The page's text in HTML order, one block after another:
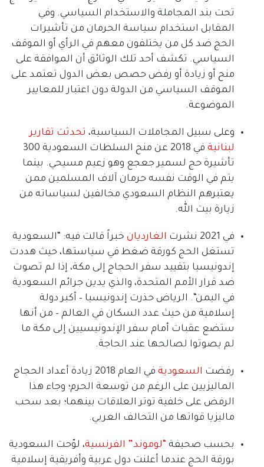
تحت بند المجاملة والاستخدام السياسي. وفي
المقابل استخدام سياسة الحرمان من تأشيرات
الحج ضد كل من يختلفون معهم في الرأي أو الموقف
السياسي. تكشف أحد تلك الوثائق أن الموافقة على
منح أو زيادة أو رفض حصص بعض الدول تعتمد على
الموقف السياسي من الدولة دون اعتبار للمعايير
الموضوعة.
وعلى سبيل المجاملات السياسية، تحدثت تقارير
لبنانية في عن منح السلطات السعودية
تأشيرة حج لسمير جعجع وهو زعيم مسيحي. بينما
يتم في الوقت نفسه حرمان آلاف المسلمين ممن
يعتبرهم النظام السعودي مخالفين لسياساته من
زيارة بيت الله.
في نشرت الغارديان خبراً قالت فيه: “
السعودية
تستغل الحج كورقة ضغط في سياستها، حيث هددت
إندونيسيا بتقييد سفر الحجاج إلى مكة، إذا لم تصوت
ضد قرار الأمم المتحدة، والذي يدين جرائم السعودية
في اليمن “. الرياض حذرت إندونيسيا – أكبر دولة
إسلامية من حيث عدد السكان في العالم – من أنها
ستضع عقبات أمام سفر الإندونيسيين إلى مكة ما
لم يصوتوا لصالحها عند الحاجة.
رفضت السعودية في العام
زيادة أعداد الحجاج
الماليزيين على الرغم من توسعة الحرم؛ وجاء هذا
الرفض على خلفية توتر العلاقات بينهما؛ بعد سحب
ماليزيا قواتها من التحالف العربي.
بحسب صحيفة لوموند” الفرنسية، لوّحت السعودية
بورقة الحج عندما أعلنت دول عربية وأفريقية إسلامية